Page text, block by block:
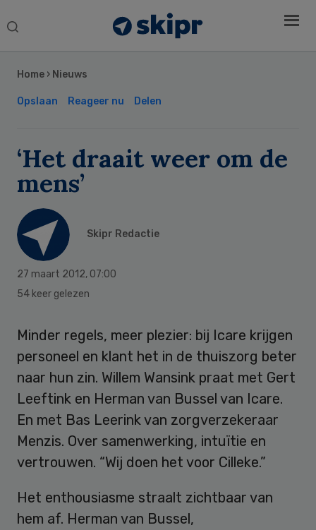
Search
Home › Nieuws
Opslaan Reageer nu Delen
‘Het draait weer om de
mens’
Skipr Redactie
27 maart 2012, 07:00
54 keer gelezen
Minder regels, meer plezier: bij Icare krijgen
personeel en klant het in de thuiszorg beter
naar hun zin. Willem Wansink praat met Gert
Leeftink en Herman van Bussel van Icare.
En met Bas Leerink van zorgverzekeraar
Menzis. Over samenwerking, intuïtie en
vertrouwen. “Wij doen het voor Cilleke.”
Het enthousiasme straalt zichtbaar van
hem af. Herman van Bussel,
Sidebar